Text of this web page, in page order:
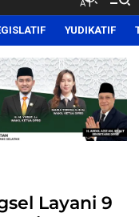
YUDIKATIF
Layani 9